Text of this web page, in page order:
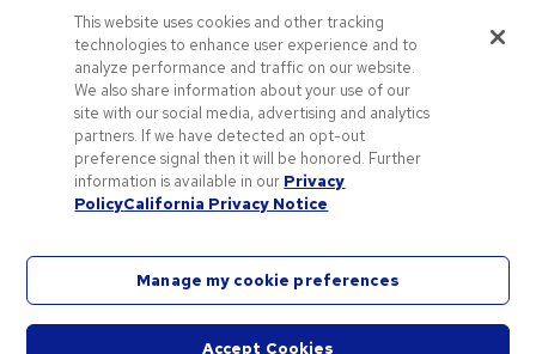
Podmienky používania
Obchodné podmienky
Kariéra v Pens.com
Ako vám môžeme pomôcť?
Reklamné predmety
Zľavové kódy a kupóny
Pomoc s logom
©2026National Pen Company. Všetky práva vyhradené. Pens.com a príslušné logo sú
ochranné známky spoločnosti National Pen. Všetky ostatné ochranné známky sú majetkom
This website uses cookies and other tracking
technologies to enhance user experience and to
analyze performance and traffic on our website.
We also share information about your use of our
site with our social media, advertising and analytics
partners. If we have detected an opt-out
preference signal then it will be honored. Further
information is available in our Privacy
PolicyCalifornia Privacy Notice
Manage my cookie preferences
Accept Cookies